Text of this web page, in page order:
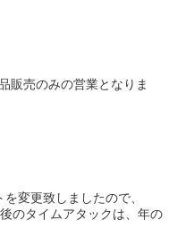
販売のみの営業となりま
変更致しましたので、
のタイムアタックは、年の